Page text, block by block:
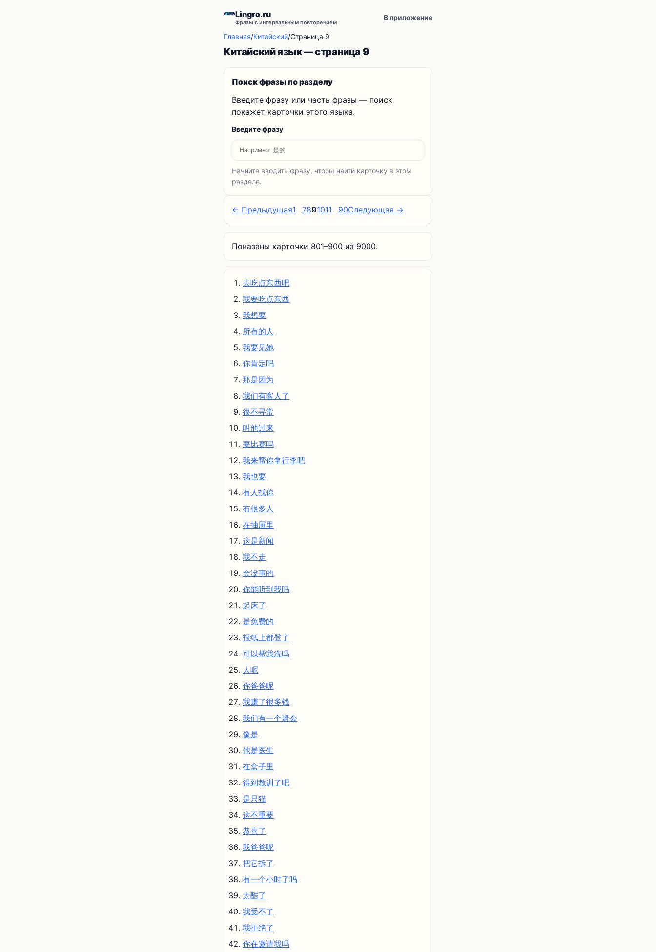
Lingro.ru
Фразы с интервальным повторением
В приложение
Главная/Китайский/Страница 9
Китайский язык — страница 9
Поиск фразы по разделу
Введите фразу или часть фразы — поиск
покажет карточки этого языка.
Введите фразу
Начните вводить фразу, чтобы найти карточку в этом
разделе.
← Предыдущая1…7891011…90Следующая →
Показаны карточки 801–900 из 9000.
去吃点东西吧
我要吃点东西
我想要
所有的人
我要见她
你肯定吗
那是因为
我们有客人了
很不寻常
叫他过来
要比赛吗
我来帮你拿行李吧
我也要
有人找你
有很多人
在抽屉里
这是新闻
我不走
会没事的
你能听到我吗
起床了
是免费的
报纸上都登了
可以帮我洗吗
人呢
你爸爸呢
我赚了很多钱
我们有一个聚会
像是
他是医生
在盒子里
得到教训了吧
是只猫
这不重要
恭喜了
我爸爸呢
把它拆了
有一个小时了吗
太酷了
我受不了
我拒绝了
你在邀请我吗